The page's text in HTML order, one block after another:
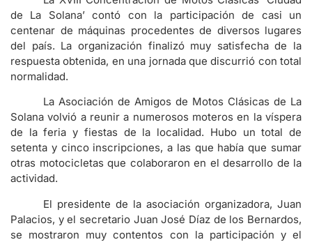
de La Solana’ contó con la participación de casi un
centenar de máquinas procedentes de diversos lugares
del país. La organización finalizó muy satisfecha de la
respuesta obtenida, en una jornada que discurrió con total
normalidad.
La Asociación de Amigos de Motos Clásicas de La
Solana volvió a reunir a numerosos moteros en la víspera
de la feria y fiestas de la localidad. Hubo un total de
setenta y cinco inscripciones, a las que había que sumar
otras motocicletas que colaboraron en el desarrollo de la
actividad.
El presidente de la asociación organizadora, Juan
Palacios, y el secretario Juan José Díaz de los Bernardos,
se mostraron muy contentos con la participación y el